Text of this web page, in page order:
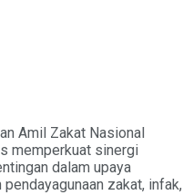
Amil Zakat Nasional
memperkuat sinergi
dalam upaya
zakat, infak,